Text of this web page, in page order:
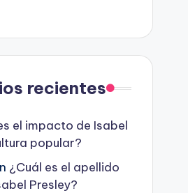
recientes
el impacto de Isabel
popular?
¿Cuál es el apellido
Presley?